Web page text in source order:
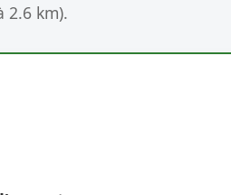
2.6 km).